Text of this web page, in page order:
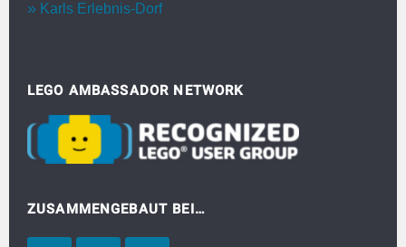
Karls Erlebnis-Dorf
LEGO AMBASSADOR NETWORK
ZUSAMMENGEBAUT BEI…